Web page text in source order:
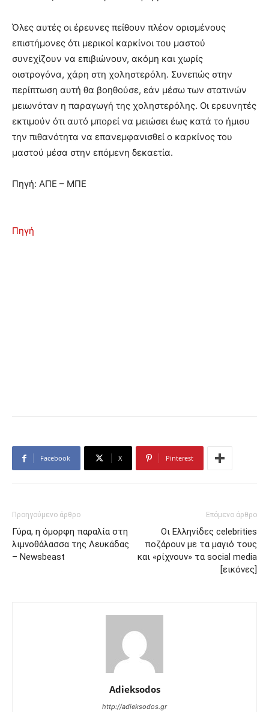
Όλες αυτές οι έρευνες πείθουν πλέον ορισμένους
επιστήμονες ότι μερικοί καρκίνοι του μαστού
συνεχίζουν να επιβιώνουν, ακόμη και χωρίς
οιστρογόνα, χάρη στη χοληστερόλη. Συνεπώς στην
περίπτωση αυτή θα βοηθούσε, εάν μέσω των στατινών
μειωνόταν η παραγωγή της χοληστερόλης. Οι ερευνητές
εκτιμούν ότι αυτό μπορεί να μειώσει έως κατά το ήμισυ
την πιθανότητα να επανεμφανισθεί ο καρκίνος του
μαστού μέσα στην επόμενη δεκαετία.
Πηγή: ΑΠΕ – ΜΠΕ
Πηγή
Facebook X Pinterest
Προηγούμενο άρθρο
Γύρα, η όμορφη παραλία στη
λιμνοθάλασσα της Λευκάδας
– Newsbeast
Επόμενο άρθρο
Οι Ελληνίδες celebrities
ποζάρουν με τα μαγιό τους
και «ρίχνουν» τα social media
[εικόνες]
Adieksodos
http://adieksodos.gr